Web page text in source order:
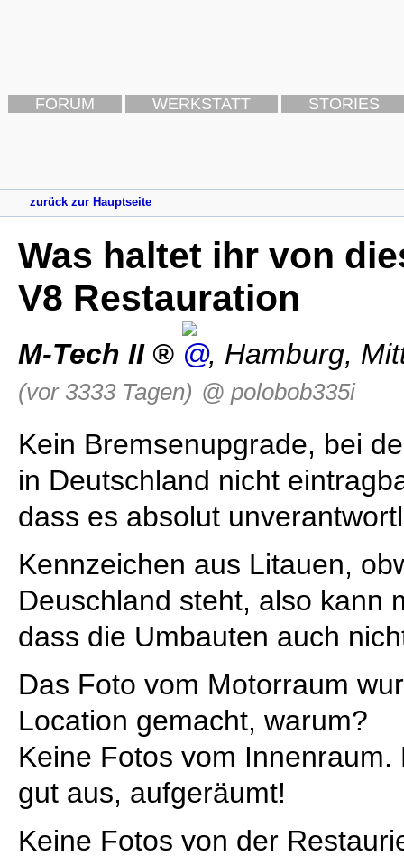
FORUM WERKSTATT STORIES
zurück zur Hauptseite
Was haltet ihr von
V8 Restauration
M-Tech II , Hamburg,
(vor 3333 Tagen) @ polobob335i
Kein Bremsenupgrade, bei
in Deutschland nicht
dass es absolut
Kennzeichen aus Litauen,
Deuschland steht, also kann
dass die Umbauten auch
Das Foto vom Motorraum
Location gemacht, warum?
Keine Fotos vom
gut aus, aufgeräumt!
Keine Fotos von der